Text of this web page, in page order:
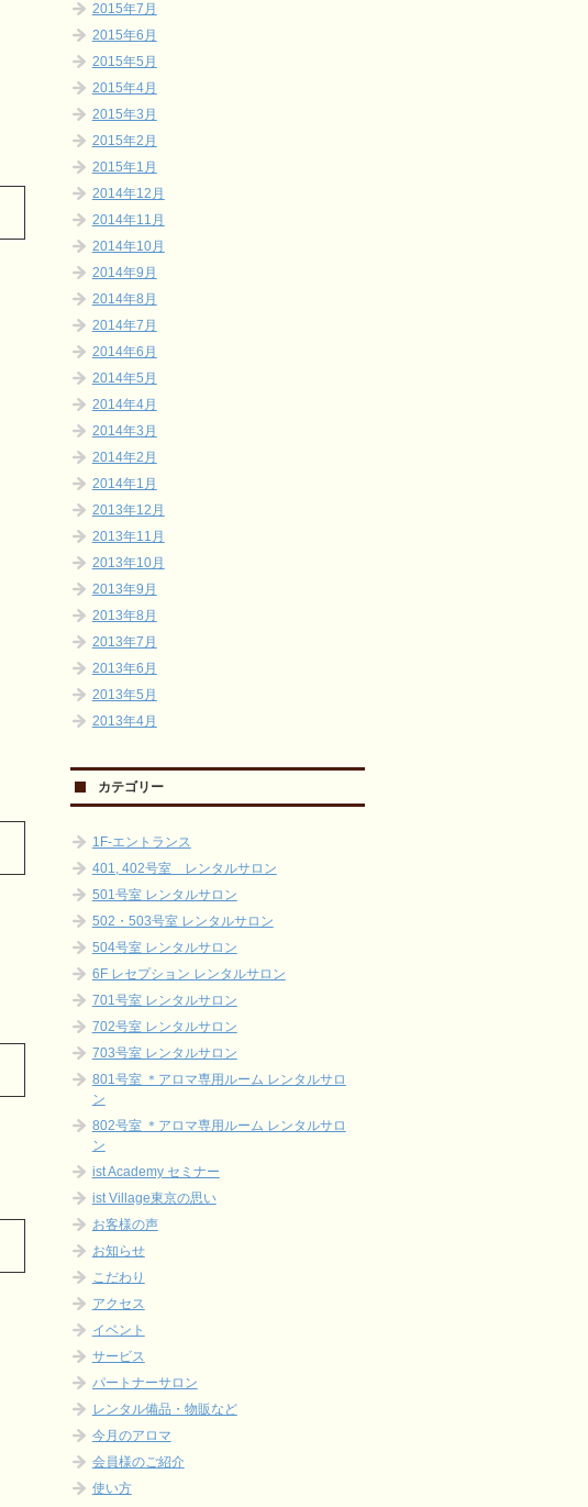
2015年7月
2015年6月
2015年5月
2015年4月
2015年3月
2015年2月
2015年1月
2014年12月
2014年11月
2014年10月
2014年9月
2014年8月
2014年7月
2014年6月
2014年5月
2014年4月
2014年3月
2014年2月
2014年1月
2013年12月
2013年11月
2013年10月
2013年9月
2013年8月
2013年7月
2013年6月
2013年5月
2013年4月
カテゴリー
1F-エントランス
401, 402号室 レンタルサロン
501号室 レンタルサロン
502・503号室 レンタルサロン
504号室 レンタルサロン
6F レセプション レンタルサロン
701号室 レンタルサロン
702号室 レンタルサロン
703号室 レンタルサロン
801号室 ＊アロマ専用ルーム レンタルサロ
ン
802号室 ＊アロマ専用ルーム レンタルサロ
ン
ist Academy セミナー
ist Village東京の思い
お客様の声
お知らせ
こだわり
アクセス
イベント
サービス
パートナーサロン
レンタル備品・物販など
今月のアロマ
会員様のご紹介
使い方